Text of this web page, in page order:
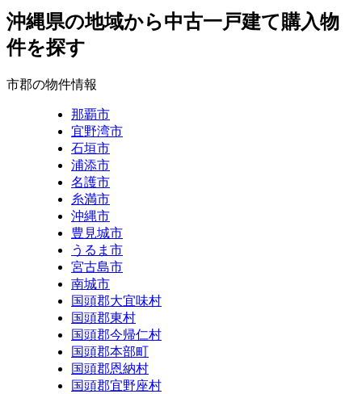
沖縄県の地域から中古一戸建て購入物
件を探す
市郡の物件情報
那覇市
宜野湾市
石垣市
浦添市
名護市
糸満市
沖縄市
豊見城市
うるま市
宮古島市
南城市
国頭郡大宜味村
国頭郡東村
国頭郡今帰仁村
国頭郡本部町
国頭郡恩納村
国頭郡宜野座村